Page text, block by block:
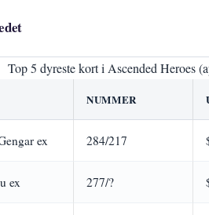
Top 5 dyreste kort i Ascended Heroes
NUMMER
ex 284/217
ex 277/?